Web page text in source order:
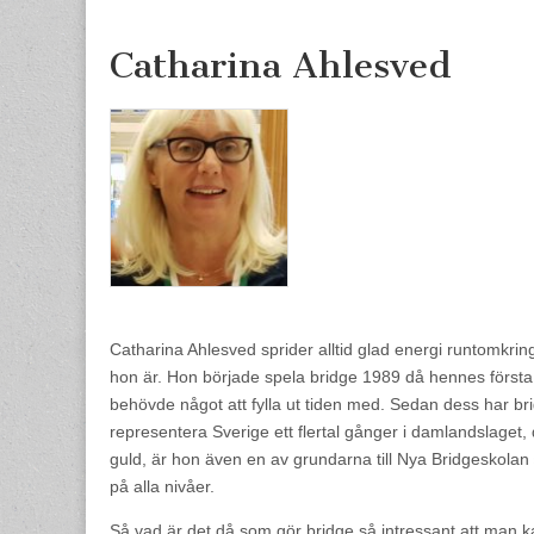
Catharina Ahlesved
Catharina Ahlesved sprider alltid glad energi
hon är. Hon började spela bridge 1989 då hennes
behövde något att fylla ut tiden med. Sedan dess har
representera Sverige ett flertal gånger i
guld, är hon även en av grundarna till Nya
på alla nivåer.
Så vad är det då som gör bridge så intressant att man